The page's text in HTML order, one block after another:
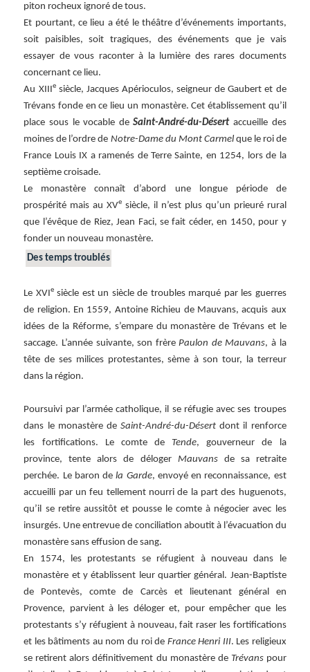
piton rocheux ignoré de tous.
Et pourtant, ce lieu a été le théâtre d’événements importants,
soit paisibles, soit tragiques, des événements que je vais
essayer de vous raconter à la lumière des rares documents
concernant ce lieu.
Au XIII
esiècle, Jacques Apérioculos, seigneur de Gaubert et de
Trévans fonde en ce lieu un monastère. Cet établissement qu’il
place sous le vocable deSaint-André-du-Désertaccueille des
moines de l’ordre de Notre-Dame du Mont Carmelque le roi de
France Louis IX a ramenés de Terre Sainte, en 1254, lors de la
septième croisade.
Le monastère connaît d’abord une longue période de
prospérité mais au XVe siècle, il n’est plus qu’un prieuré rural
que l’évêque de Riez, Jean Faci, se fait céder, en 1450, pour y
fonder un nouveau monastère.
Des temps troublés
Le XVI esiècle est un siècle de troubles marqué par les guerres
de religion. En 1559, Antoine Richieu de Mauvans, acquis aux
idées de la Réforme, s’empare du monastère de Trévans et le
saccage. L’année suivante, son frèrePaulon de Mauvans, à la
tête de ses milices protestantes, sème à son tour, la terreur
dans la région.
Poursuivi par l’armée catholique, il se réfugie avec ses troupes
dans le monastère deSaint-André-du-Désert dont il renforce
les fortifications. Le comte deTende, gouverneur de la
province, tente alors de déloger Mauvansde sa retraite
perchée. Le baron dela Garde, envoyé en reconnaissance, est
accueilli par un feu tellement nourri de la part des huguenots,
qu’il se retire aussitôt et pousse le comte à négocier avec les
insurgés. Une entrevue de conciliation aboutit à l’évacuation du
monastère sans effusion de sang.
En 1574, les protestants se réfugient à nouveau dans le
monastère et y établissent leur quartier général. Jean-Baptiste
de Pontevès, comte de Carcès et lieutenant général en
Provence, parvient à les déloger et, pour empêcher que les
protestants s’y réfugient à nouveau, fait raser les fortifications
et les bâtiments au nom du roi de France Henri III. Les religieux
se retirent alors définitivement du monastère de Trévanspour